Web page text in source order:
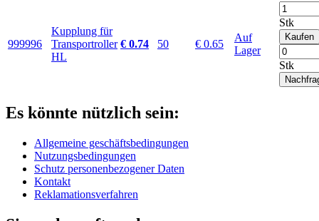
999996
Kupplung für
Transportroller
HL
€ 0.74 50 € 0.65
Auf
Lager
Stk
Kaufen
Stk
Es könnte nützlich sein:
Allgemeine geschäftsbedingungen
Nutzungsbedingungen
Schutz personenbezogener Daten
Kontakt
Reklamationsverfahren